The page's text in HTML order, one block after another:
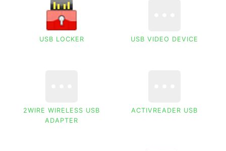
USB LOCKER USB VIDEO DEVICE
2WIRE WIRELESS USB
ADAPTER
ACTIVREADER USB